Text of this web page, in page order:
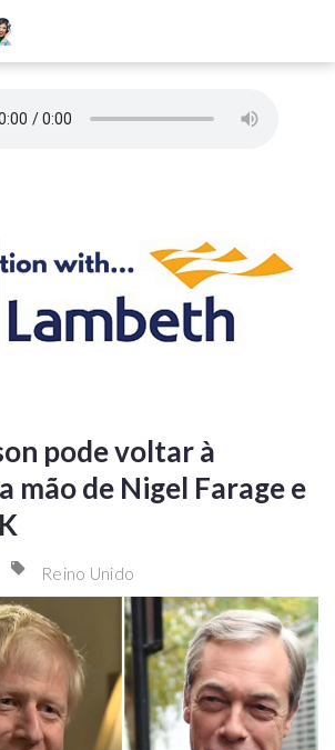
pode voltar à
mão de Nigel Farage e
Reino Unido